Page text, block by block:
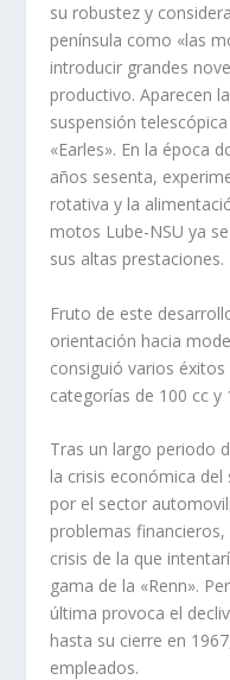
su robustez y
pení­nsula como «las
introducir grandes
productivo. Aparecen
suspensión
«Earles». En la época
años sesenta,
rotativa y la
motos Lube-NSU ya
sus altas prestaciones.
Fruto de este
orientación hacia
consiguió varios
categorí­as de 100 cc y
Tras un largo periodo
la crisis económica
por el sector
problemas
crisis de la que
gama de la «Renn».
última provoca el
hasta su cierre en
empleados.